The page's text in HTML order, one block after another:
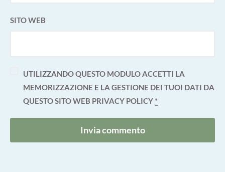
SITO WEB
UTILIZZANDO QUESTO MODULO ACCETTI LA
MEMORIZZAZIONE E LA GESTIONE DEI TUOI DATI DA
QUESTO SITO WEB PRIVACY POLICY*